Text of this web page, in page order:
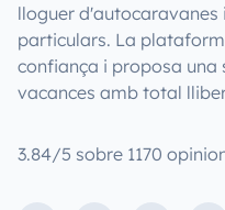
lloguer
particulars. La
confiança i proposa una
vacances amb total
3.84/5 sobre 1170